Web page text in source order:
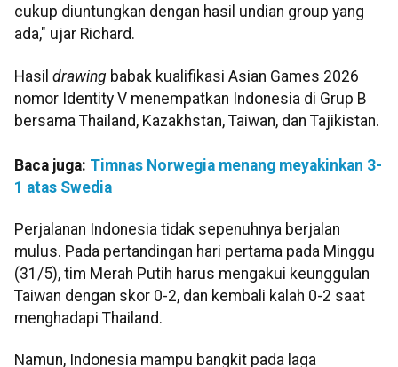
cukup diuntungkan dengan hasil undian group yang
ada," ujar Richard.
Hasil drawing babak kualifikasi Asian Games 2026
nomor Identity V menempatkan Indonesia di Grup B
bersama Thailand, Kazakhstan, Taiwan, dan Tajikistan.
Baca juga: Timnas Norwegia menang meyakinkan 3-
1 atas Swedia
Perjalanan Indonesia tidak sepenuhnya berjalan
mulus. Pada pertandingan hari pertama pada Minggu
(31/5), tim Merah Putih harus mengakui keunggulan
Taiwan dengan skor 0-2, dan kembali kalah 0-2 saat
menghadapi Thailand.
Namun, Indonesia mampu bangkit pada laga